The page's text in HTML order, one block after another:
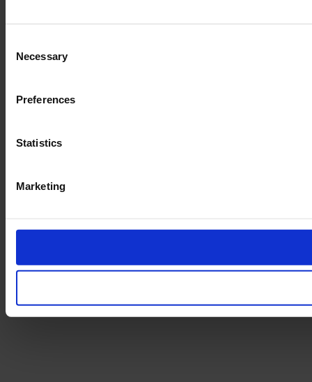
Selection
Necessary
Preferences
Statistics
Marketing